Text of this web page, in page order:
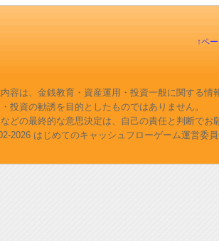
↑ペ
容は、金銭教育・資産運用・投資一般に関する情
投資の勧誘を目的としたものではありません。
どの最終的な意思決定は、自己の責任と判断でお
2026 はじめてのキャッシュフローゲーム運営委